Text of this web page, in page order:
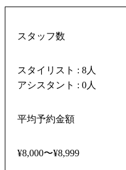
スタッフ数
スタイリスト : 8人
アシスタント : 0人
平均予約金額
¥8,000〜¥8,999